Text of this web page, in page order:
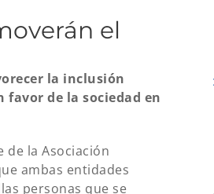
el
la inclusión
de la sociedad en
de la Asociación
ambas entidades
personas que se